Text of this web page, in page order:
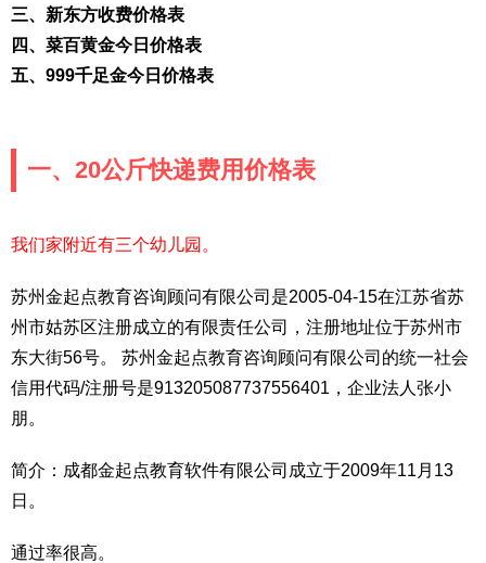
三、新东方收费价格表
四、菜百黄金今日价格表
五、999千足金今日价格表
一、20公斤快递费用价格表
我们家附近有三个幼儿园。
苏州金起点教育咨询顾问有限公司是2005-04-15在江苏省苏
州市姑苏区注册成立的有限责任公司，注册地址位于苏州市
东大街56号。 苏州金起点教育咨询顾问有限公司的统一社会
信用代码/注册号是913205087737556401，企业法人张小
朋。
简介：成都金起点教育软件有限公司成立于2009年11月13
日。
通过率很高。